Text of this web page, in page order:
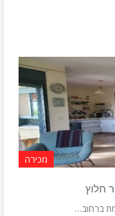
מכירה
ברחוב…